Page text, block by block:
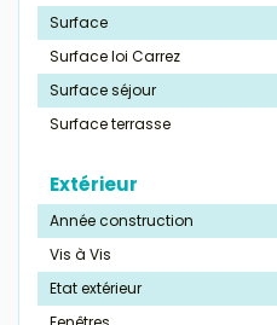
Surface
Surface loi Carrez
Surface séjour
Surface terrasse
Extérieur
Année construction
Vis à Vis
Etat extérieur